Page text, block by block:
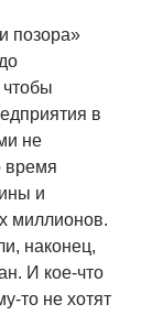
позора»
чтобы
в
не
время
и
миллионов.
наконец,
И кое-что
то не хотят